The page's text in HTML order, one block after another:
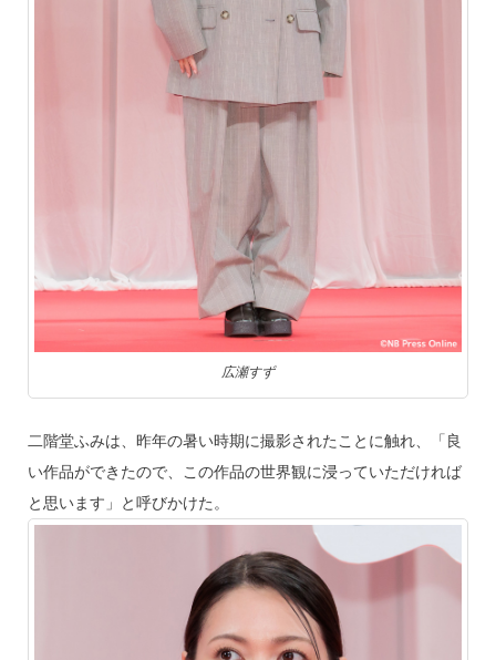
広瀬すず
二階堂ふみは、昨年の暑い時期に撮影されたことに触れ、「良
い作品ができたので、この作品の世界観に浸っていただければ
と思います」と呼びかけた。